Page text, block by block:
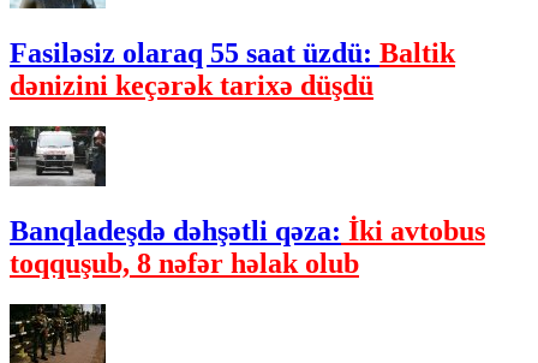
Fasiləsiz olaraq 55 saat üzdü: Baltik
dənizini keçərək tarixə düşdü
Banqladeşdə dəhşətli qəza: İki avtobus
toqquşub, 8 nəfər həlak olub